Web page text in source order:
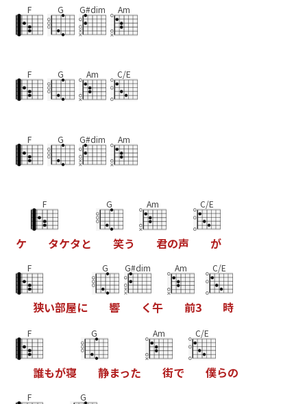
F G G#dim Am
F G Am C/E
F G G#dim Am
ケ
F
タケタ と
G
笑う
Am
君の声
C/E
が
F
狭い部屋に
G
響
G#dim
く午
Am
前3
C/E
時
F
誰もが寝
G
静まった
Am
街で
C/E
僕らの
F G